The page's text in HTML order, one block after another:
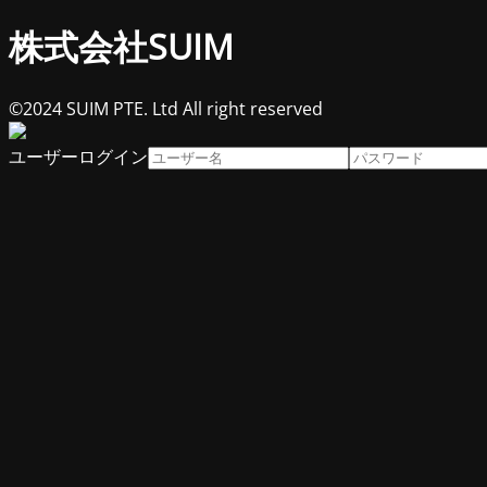
株式会社SUIM
©2024 SUIM PTE. Ltd All right reserved
ユーザーログイン